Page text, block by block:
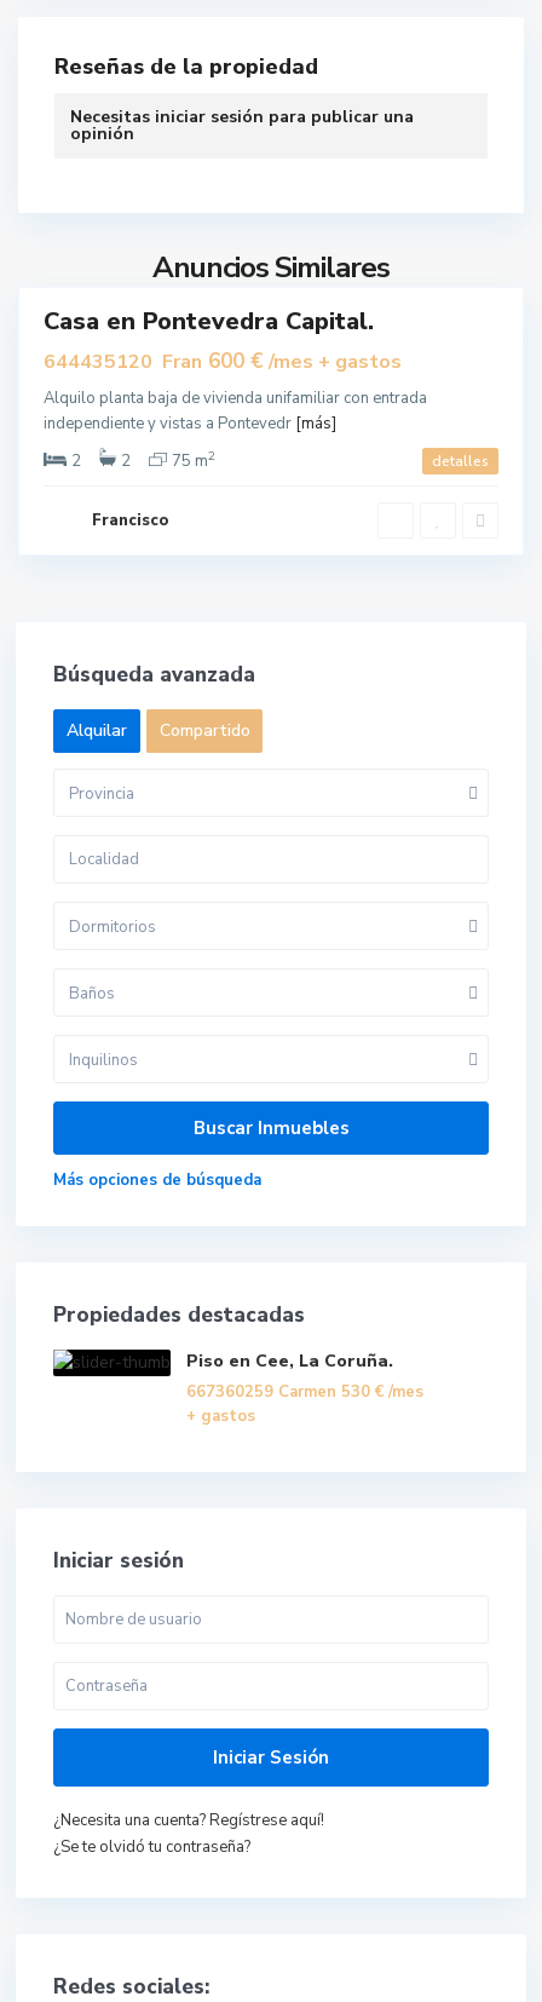
Reseñas de la propiedad
Necesitas iniciar sesión para publicar una
opinión
Anuncios Similares
d
Casa en Pontevedra Capital.
644435120 Fran 600 € /mes + gastos
Alquilo planta baja de vivienda unifamiliar con entrada
independiente y vistas a Pontevedr [más]
2
2 75 m2 detalles
Francisco
Búsqueda avanzada
Alquilar Compartido
Provincia
Dormitorios
Baños
Inquilinos
Más opciones de búsqueda
Propiedades destacadas
Piso en Cee, La Coruña.
667360259 Carmen 530 € /mes
+ gastos
Iniciar sesión
Iniciar Sesión
¿Necesita una cuenta? Regístrese aquí!
¿Se te olvidó tu contraseña?
Redes sociales: